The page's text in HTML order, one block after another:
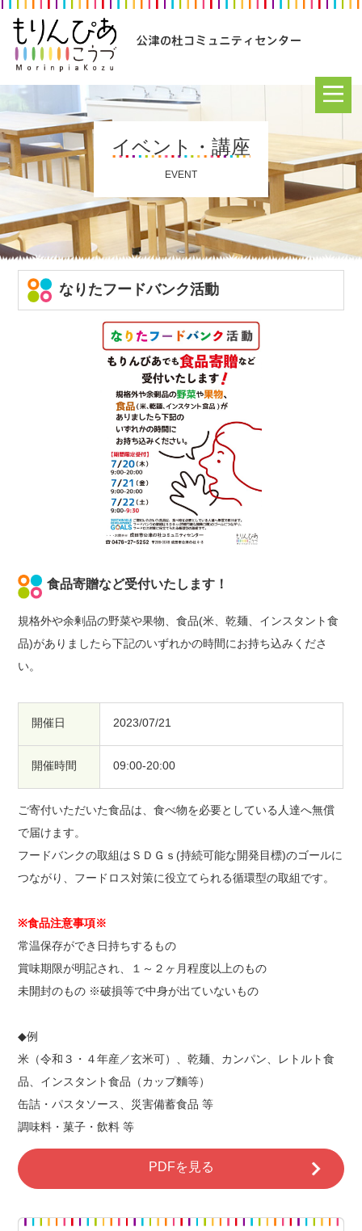
イベント・講座
EVENT
なりたフードバンク活動
食品寄贈など受付いたします！
規格外や余剰品の野菜や果物、食品(米、乾麺、インスタント食
品)がありましたら下記のいずれかの時間にお持ち込みくださ
い。
開催日 2023/07/21
開催時間 09:00-20:00
ご寄付いただいた食品は、食べ物を必要としている人達へ無償
で届けます。
フードバンクの取組はＳＤＧｓ(持続可能な開発目標)のゴールに
つながり、フードロス対策に役立てられる循環型の取組です。
※食品注意事項※
常温保存ができ日持ちするもの
賞味期限が明記され、１～２ヶ月程度以上のもの
未開封のもの ※破損等で中身が出ていないもの
◆例
米（令和３・４年産／玄米可）、乾麺、カンパン、レトルト食
品、インスタント食品（カップ麵等）
缶詰・パスタソース、災害備蓄食品 等
調味料・菓子・飲料 等
PDFを見る